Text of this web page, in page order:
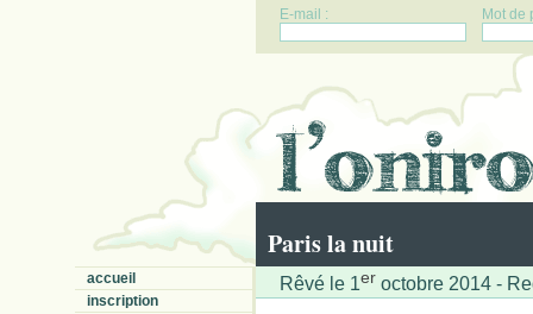
E-mail : Mot de
Paris la nuit
accueil
inscription
Rêvé le 1er octobre 2014 -